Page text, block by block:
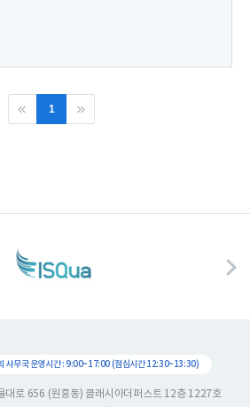
1
사무국 운영시간 : 9:00~17:00 (점심시간 12:30~13:30)
대로 656 (원흥동) 클래시아더퍼스트 12층 1227호